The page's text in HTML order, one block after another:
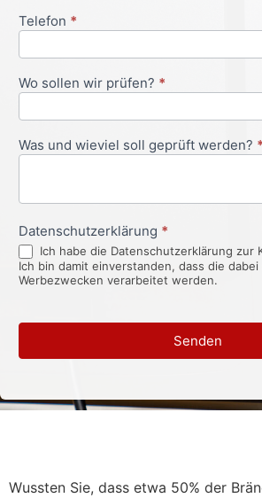
Telefon *
Wo sollen wir prüfen? *
Was und wieviel soll geprüft werden? *
Datenschutzerklärung *
Ich habe die Datenschutzerklärung zur
Ich bin damit einverstanden, dass die
Werbezwecken verarbeitet werden.
Senden
Wussten Sie, dass etwa 50% der